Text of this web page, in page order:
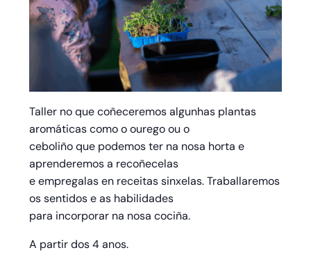
Taller no que coñeceremos algunhas plantas
aromáticas como o ourego ou o
ceboliño que podemos ter na nosa horta e
aprenderemos a recoñecelas
e empregalas en receitas sinxelas. Traballaremos
os sentidos e as habilidades
para incorporar na nosa cociña.
A partir dos 4 anos.